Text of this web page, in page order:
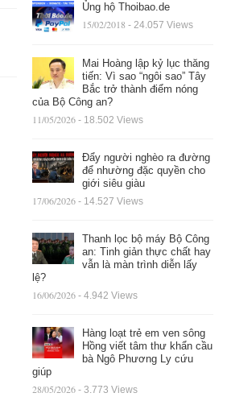
Ủng hộ Thoibao.de
15/02/2018 - 24.057 Views
Mai Hoàng lập kỷ lục thăng
tiến: Vì sao “ngôi sao” Tây
Bắc trở thành điểm nóng
của Bộ Công an?
11/05/2026 - 18.502 Views
Đẩy người nghèo ra đường
để nhường đặc quyền cho
giới siêu giàu
17/06/2026 - 14.527 Views
Thanh lọc bộ máy Bộ Công
an: Tinh giản thực chất hay
vẫn là màn trình diễn lấy
lệ?
16/06/2026 - 4.942 Views
Hàng loạt trẻ em ven sông
Hồng viết tâm thư khẩn cầu
bà Ngô Phương Ly cứu
giúp
28/05/2026 - 3.773 Views